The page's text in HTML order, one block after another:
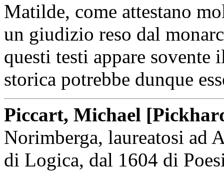
Matilde, come attestano
un giudizio reso dal
questi testi appare
storica potrebbe dunque
Piccart, Michael
Norimberga, laureatosi ad
di Logica, dal 1604 di